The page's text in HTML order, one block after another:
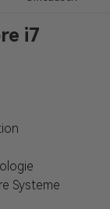
i7
Systeme